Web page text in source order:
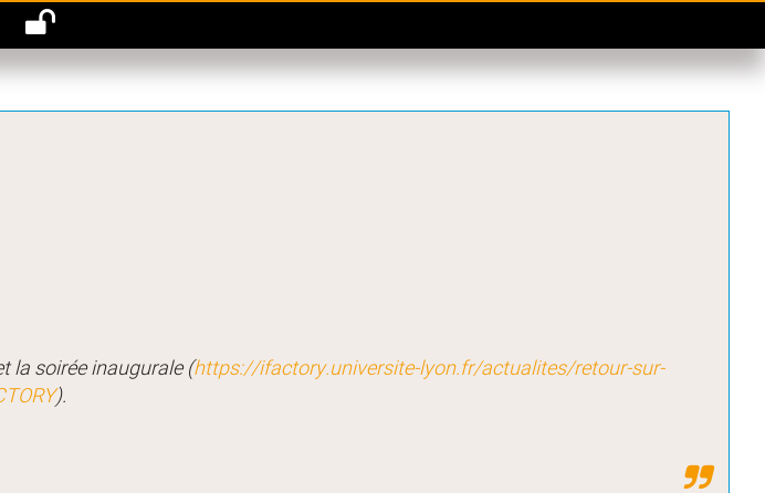
RECHERCHE
la soirée inaugurale (https://ifactory.universite-lyon.fr/actualites/retour-sur-
).